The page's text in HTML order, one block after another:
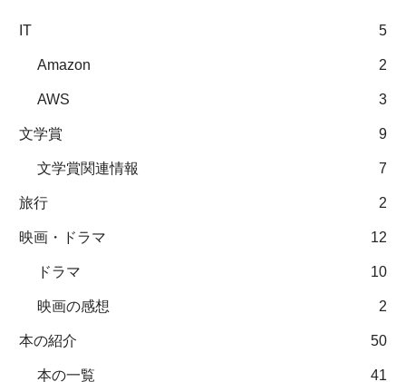
IT 5
Amazon 2
AWS 3
文学賞 9
文学賞関連情報 7
旅行 2
映画・ドラマ 12
ドラマ 10
映画の感想 2
本の紹介 50
本の一覧 41